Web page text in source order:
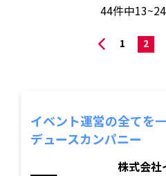
44件中13~24
1 2
イベント運営の全てを
デュースカンパニー
株式会社